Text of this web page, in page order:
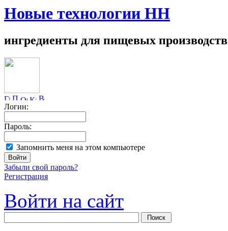
Новые технологии НН
ингредиенты для пищевых производств
Логин:
Пароль:
Запомнить меня на этом компьютере
Забыли свой пароль?
Регистрация
Войти на сайт